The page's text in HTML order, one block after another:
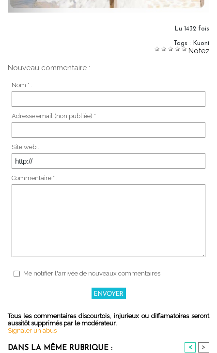
Lu 1432 fois
Tags : Kuoni
Notez
Nouveau commentaire :
Nom * :
Adresse email (non publiée) * :
Site web :
Commentaire * :
Me notifier l'arrivée de nouveaux commentaires
Tous les commentaires discourtois, injurieux ou diffamatoires seront
aussitôt supprimés par le modérateur.
Signaler un abus
DANS LA MÊME RUBRIQUE : < >